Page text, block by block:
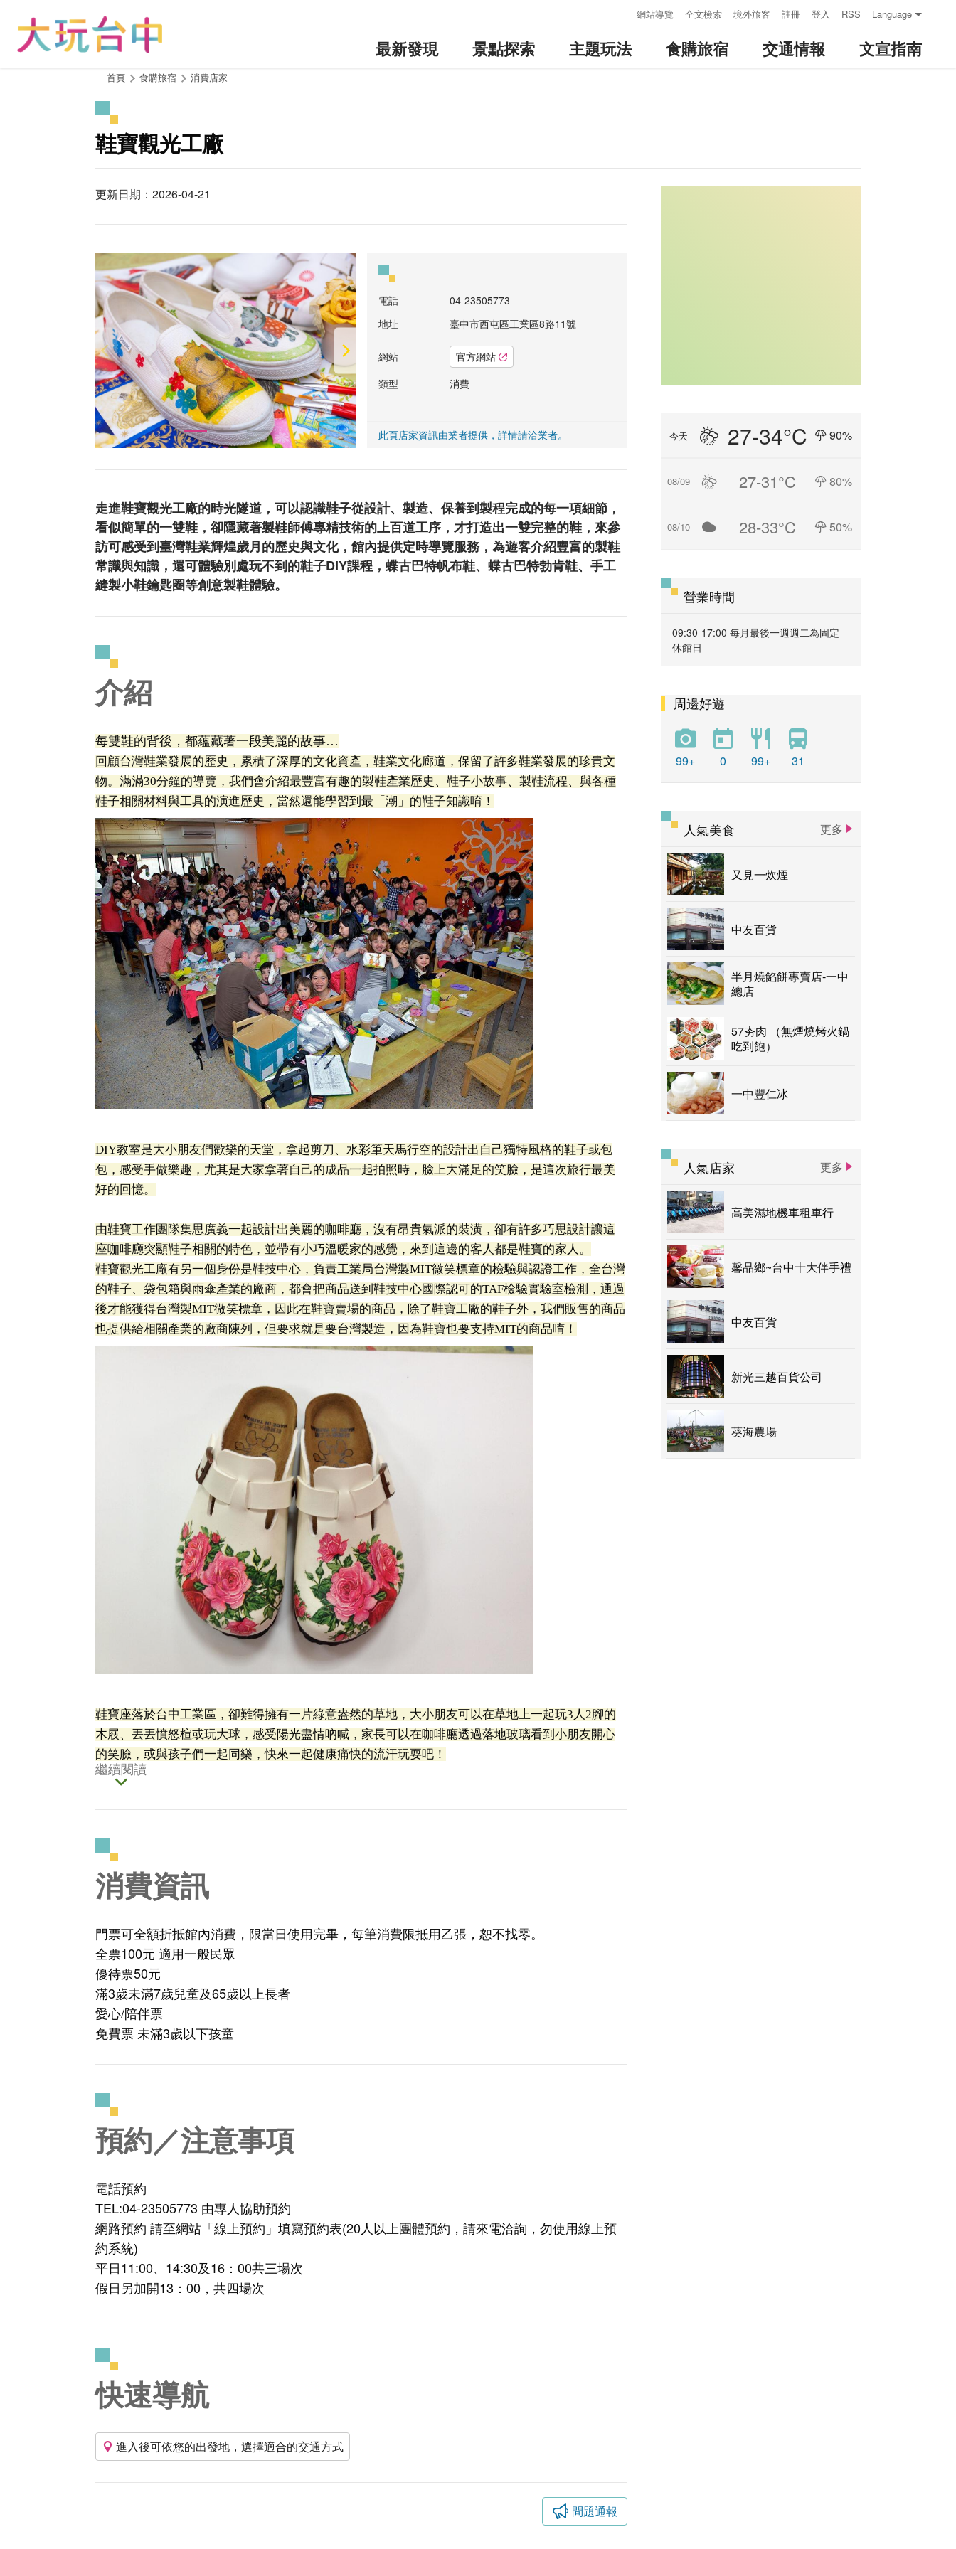
網站導覽 全文檢索 境外旅客 註冊 登入 RSS Language
最新發現 景點探索 主題玩法 食購旅宿 交通情報 文宣指南
首頁 食購旅宿 消費店家
鞋寶觀光工廠
更新日期：2026-04-21
電話
04-23505773
地址
臺中市西屯區工業區8路11號
網站
官方網站
類型
消費
此頁店家資訊由業者提供，詳情請洽業者。
走進鞋寶觀光工廠的時光隧道，可以認識鞋子從設計、製造、保養到製程完成的每一項細節，
看似簡單的一雙鞋，卻隱藏著製鞋師傅專精技術的上百道工序，才打造出一雙完整的鞋，來參
訪可感受到臺灣鞋業輝煌歲月的歷史與文化，館內提供定時導覽服務，為遊客介紹豐富的製鞋
常識與知識，還可體驗別處玩不到的鞋子DIY課程，蝶古巴特帆布鞋、蝶古巴特勃肯鞋、手工
縫製小鞋鑰匙圈等創意製鞋體驗。
介紹
每雙鞋的背後，都蘊藏著一段美麗的故事…
回顧台灣鞋業發展的歷史，累積了深厚的文化資產，鞋業文化廊道，保留了許多鞋業發展的珍貴文
物。滿滿30分鐘的導覽，我們會介紹最豐富有趣的製鞋產業歷史、鞋子小故事、製鞋流程、與各種
鞋子相關材料與工具的演進歷史，當然還能學習到最「潮」的鞋子知識唷！
DIY教室是大小朋友們歡樂的天堂，拿起剪刀、水彩筆天馬行空的設計出自己獨特風格的鞋子或包
包，感受手做樂趣，尤其是大家拿著自己的成品一起拍照時，臉上大滿足的笑臉，是這次旅行最美
好的回憶。
由鞋寶工作團隊集思廣義一起設計出美麗的咖啡廳，沒有昂貴氣派的裝潢，卻有許多巧思設計讓這
座咖啡廳突顯鞋子相關的特色，並帶有小巧溫暖家的感覺，來到這邊的客人都是鞋寶的家人。
鞋寶觀光工廠有另一個身份是鞋技中心，負責工業局台灣製MIT微笑標章的檢驗與認證工作，全台灣
的鞋子、袋包箱與雨傘產業的廠商，都會把商品送到鞋技中心國際認可的TAF檢驗實驗室檢測，通過
後才能獲得台灣製MIT微笑標章，因此在鞋寶賣場的商品，除了鞋寶工廠的鞋子外，我們販售的商品
也提供給相關產業的廠商陳列，但要求就是要台灣製造，因為鞋寶也要支持MIT的商品唷！
鞋寶座落於台中工業區，卻難得擁有一片綠意盎然的草地，大小朋友可以在草地上一起玩3人2腳的
木屐、丟丟憤怒楦或玩大球，感受陽光盡情吶喊，家長可以在咖啡廳透過落地玻璃看到小朋友開心
的笑臉，或與孩子們一起同樂，快來一起健康痛快的流汗玩耍吧！
繼續閱讀
消費資訊
門票可全額折抵館內消費，限當日使用完畢，每筆消費限抵用乙張，恕不找零。
全票100元 適用一般民眾
優待票50元
滿3歲未滿7歲兒童及65歲以上長者
愛心/陪伴票
免費票 未滿3歲以下孩童
預約／注意事項
電話預約
TEL:04-23505773 由專人協助預約
網路預約 請至網站「線上預約」填寫預約表(20人以上團體預約，請來電洽詢，勿使用線上預
約系統)
平日11:00、14:30及16：00共三場次
假日另加開13：00，共四場次
快速導航
進入後可依您的出發地，選擇適合的交通方式
問題通報
今天 27-34°C 90%
08/09 27-31°C 80%
08/10 28-33°C 50%
營業時間
09:30-17:00 每月最後一週週二為固定
休館日
周邊好遊
99+ 0 99+ 31
人氣美食 更多
又見一炊煙
中友百貨
半月燒餡餅專賣店-一中
總店
57夯肉 （無煙燒烤火鍋
吃到飽）
一中豐仁冰
人氣店家 更多
高美濕地機車租車行
馨品鄉~台中十大伴手禮
中友百貨
新光三越百貨公司
葵海農場